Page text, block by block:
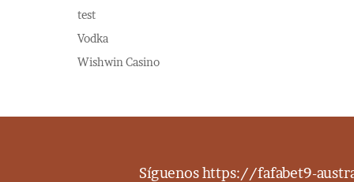
test
Vodka
Wishwin Casino
Síguenoshttps://fafabet9-